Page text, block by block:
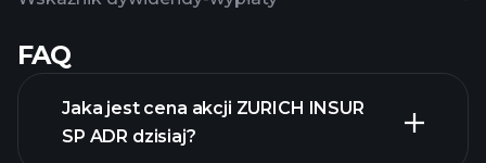
FAQ
Jaka jest cena akcji ZURICH INSUR
SP ADR dzisiaj?